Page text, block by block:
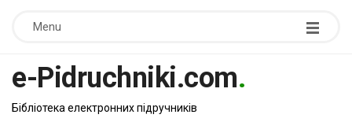
Menu
e-Pidruchniki.com.
Бібліотека електронних підручників